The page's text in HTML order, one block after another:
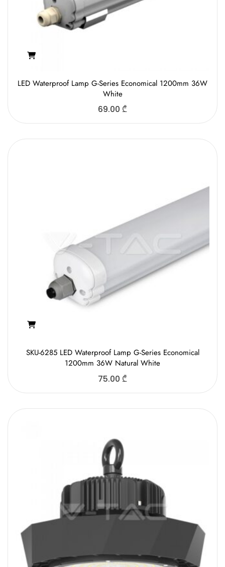
LED Waterproof Lamp G-Series Economical 1200mm 36W
White
69.00 ₾
SKU-6285 LED Waterproof Lamp G-Series Economical
1200mm 36W Natural White
75.00 ₾